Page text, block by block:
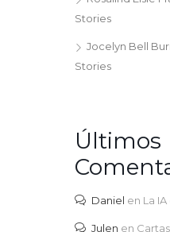
Stories
Jocelyn Bell
Stories
Últimos
Daniel en La
Julen en